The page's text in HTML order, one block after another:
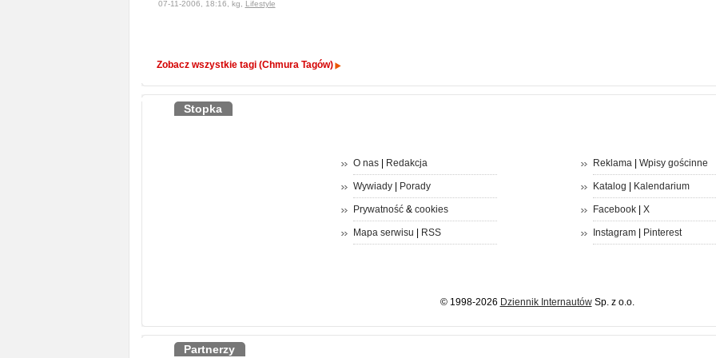
07-11-2006, 18:16, kg, Lifestyle
Zobacz wszystkie tagi (Chmura Tagów)
Stopka
O nas| Redakcja
Wywiady| Porady
Prywatność& cookies
Mapa serwisu RSS
Reklama| Wpisy gościnne
Katalog Kalendarium
Facebook| X
Instagram| Pinterest
© 1998-2026 Dziennik InternautówSp. z o.o.
Partnerzy